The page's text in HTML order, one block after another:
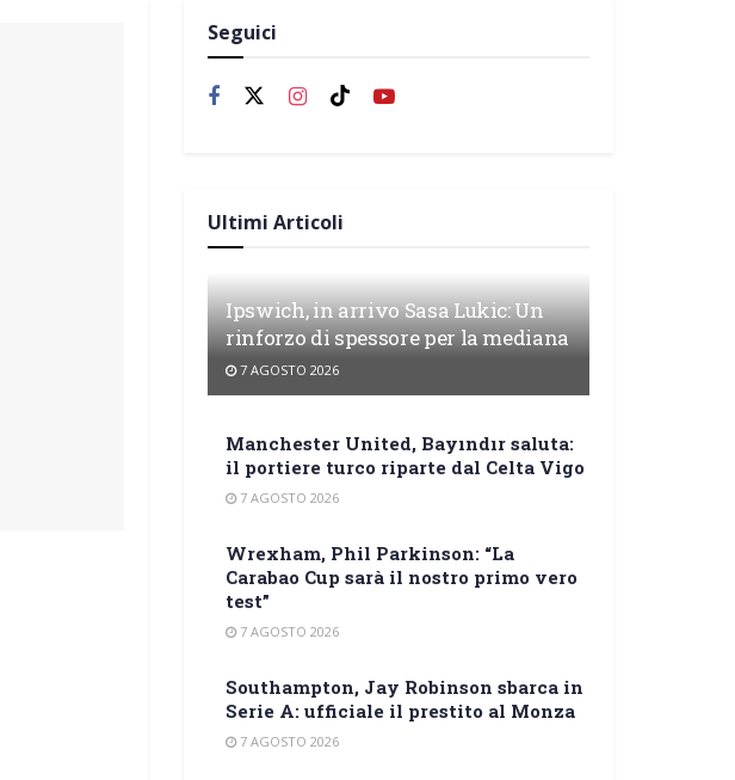
Seguici
Ultimi Articoli
Ipswich, in arrivo Sasa Lukic: Un
rinforzo di spessore per la mediana
7 AGOSTO 2026
Manchester United, Bayındır saluta:
il portiere turco riparte dal Celta Vigo
7 AGOSTO 2026
Wrexham, Phil Parkinson: “La
Carabao Cup sarà il nostro primo vero
test”
7 AGOSTO 2026
Southampton, Jay Robinson sbarca in
Serie A: ufficiale il prestito al Monza
7 AGOSTO 2026